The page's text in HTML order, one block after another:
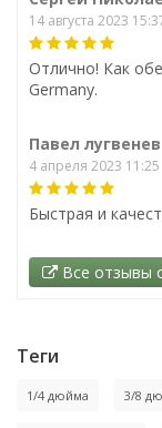
14 августа 2023
Отлично! Как
Germany.
Павел лугвенев
4 апреля 2023 11:25
Быстрая и
Все отзывы
Теги
1/4 дюйма 3/8